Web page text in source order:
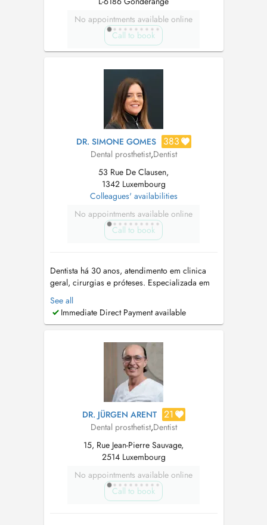
No appointments available online
Call to book
DR. SIMONE GOMES 383
Dental prosthetist,Dentist
53 Rue De Clausen,
1342 Luxembourg
Colleagues' availabilities
No appointments available online
Call to book
Dentista há 30 anos, atendimento em clinica
geral, cirurgias e próteses. Especializada em
Ortodontia e Ortopedia Funcional dos
maxilares. Especialista também em disturbios
do sono, como ronco e apnéia do sono.
181740 Dentiste depuis 30 ans, soins en
See all
Immediate Direct Payment available
DR. JÜRGEN ARENT 21
Dental prosthetist,Dentist
15, Rue Jean-Pierre Sauvage,
2514 Luxembourg
No appointments available online
Call to book